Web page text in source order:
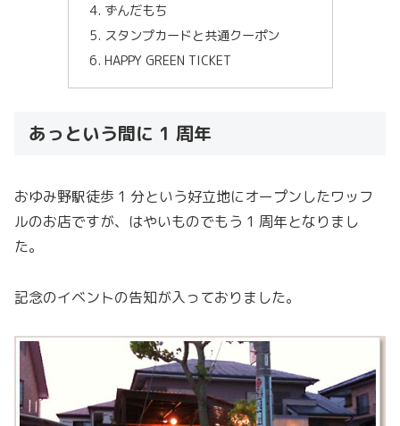
ずんだもち
スタンプカードと共通クーポン
HAPPY GREEN TICKET
あっという間に 1 周年
おゆみ野駅徒歩 1 分という好立地にオープンしたワッフ
ルのお店ですが、はやいものでもう 1 周年となりまし
た。
記念のイベントの告知が入っておりました。